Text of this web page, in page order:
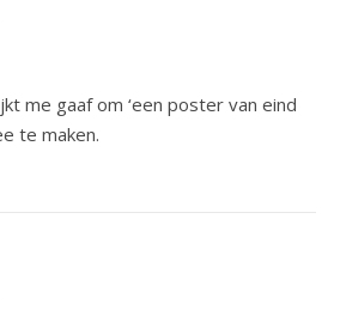
me gaaf om ‘een poster van eind
te maken.